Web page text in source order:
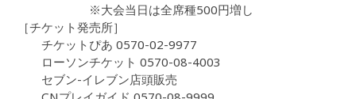
※大会当日は全席種500円増し
［チケット発売所］
チケットぴあ 0570-02-9977
ローソンチケット 0570-08-4003
セブン-イレブン店頭販売